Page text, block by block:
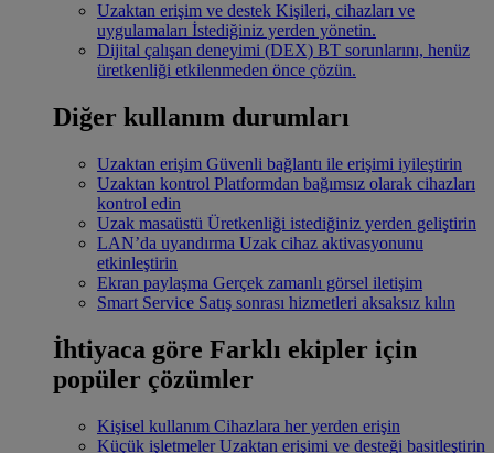
Uzaktan erişim ve destek Kişileri, cihazları ve
uygulamaları İstediğiniz yerden yönetin.
Dijital çalışan deneyimi (DEX) BT sorunlarını, henüz
üretkenliği etkilenmeden önce çözün.
Diğer kullanım durumları
Uzaktan erişim Güvenli bağlantı ile erişimi iyileştirin
Uzaktan kontrol Platformdan bağımsız olarak cihazları
kontrol edin
Uzak masaüstü Üretkenliği istediğiniz yerden geliştirin
LAN’da uyandırma Uzak cihaz aktivasyonunu
etkinleştirin
Ekran paylaşma Gerçek zamanlı görsel iletişim
Smart Service Satış sonrası hizmetleri aksaksız kılın
İhtiyaca göre Farklı ekipler için
popüler çözümler
Kişisel kullanım Cihazlara her yerden erişin
Küçük işletmeler Uzaktan erişimi ve desteği basitleştirin